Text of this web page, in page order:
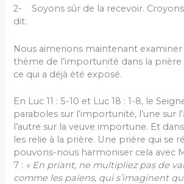
2- Soyons sûr de la recevoir.
dit.
Nous aimerions maintenant
thème de l’importunité dans la prière
ce qui a déjà été exposé.
En Luc 11 : 5-10 et Luc 18 : 1-8, le
paraboles sur l’importunité, l’une sur
l’autre sur la veuve importune. Et
les relie à la prière. Une prière qui se
pouvons-nous harmoniser cela avec
7 : « En priant, ne multipliez pas de
comme les païens, qui s’imaginent